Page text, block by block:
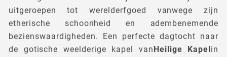
uitgeroepen tot werelderfgoed vanwege zijn
etherische schoonheid en adembenemende
bezienswaardigheden. Een perfecte dagtocht naar
de gotische weelderige kapel vanHeilige Kapelin